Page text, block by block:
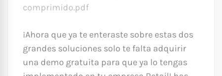
comprimido.pdf
¡Ahora que ya te enteraste sobre estas dos
grandes soluciones solo te falta adquirir
una demo gratuita para que ya lo tengas